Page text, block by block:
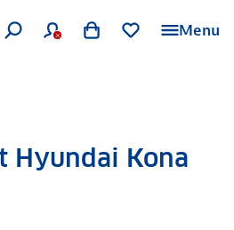
Menu
Hyundai Kona